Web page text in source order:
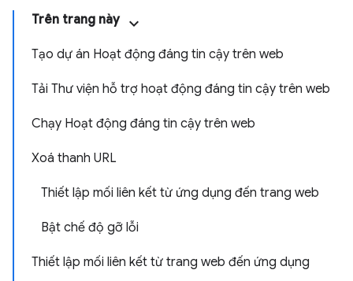
Trên trang này
Tạo dự án Hoạt động đáng tin cậy trên web
Tải Thư viện hỗ trợ hoạt động đáng tin cậy trên web
Chạy Hoạt động đáng tin cậy trên web
Xoá thanh URL
Thiết lập mối liên kết từ ứng dụng đến trang web
Bật chế độ gỡ lỗi
Thiết lập mối liên kết từ trang web đến ứng dụng